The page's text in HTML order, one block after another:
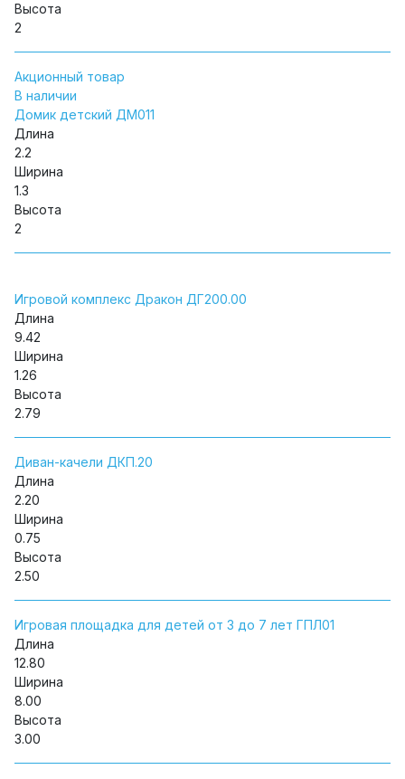
Высота
2
Акционный товар
В наличии
Домик детский ДМ011
Длина
2.2
Ширина
1.3
Высота
2
Игровой комплекс Дракон ДГ200.00
Длина
9.42
Ширина
1.26
Высота
2.79
Диван-качели ДКП.20
Длина
2.20
Ширина
0.75
Высота
2.50
Игровая площадка для детей от 3 до 7 лет ГПЛ01
Длина
12.80
Ширина
8.00
Высота
3.00